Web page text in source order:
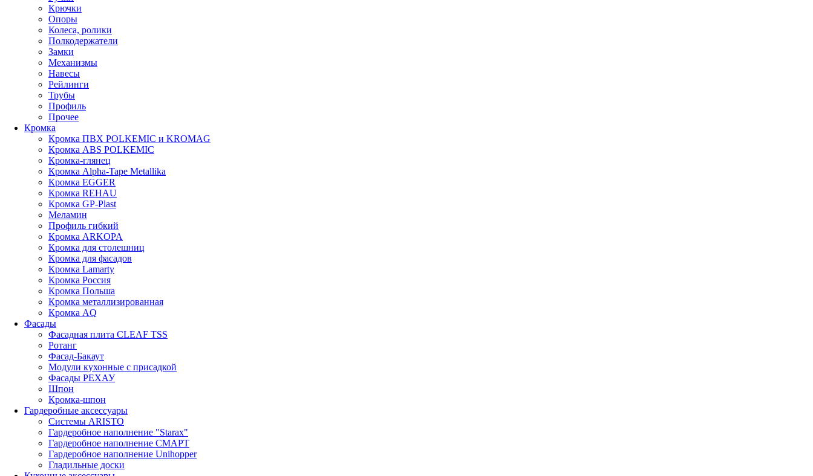
Крючки
Опоры
Колеса, ролики
Полкодержатели
Замки
Механизмы
Навесы
Рейлинги
Трубы
Профиль
Прочее
Кромка
Кромка ПВХ POLKEMIC и KROMAG
Кромка ABS POLKEMIС
Кромка-глянец
Кромка Alpha-Tape Metallika
Кромка EGGER
Кромка REHAU
Кромка GP-Plast
Меламин
Профиль гибкий
Кромка ARKOPA
Кромка для столешниц
Кромка для фасадов
Кромка Lamarty
Кромка Россия
Кромка Польша
Кромка металлизированная
Кромка AQ
Фасады
Фасадная плита CLEAF TSS
Ротанг
Фасад-Бакаут
Модули кухонные с присадкой
Фасады РЕХАУ
Шпон
Кромка-шпон
Гардеробные аксессуары
Системы ARISTO
Гардеробное наполнение "Starax"
Гардеробное наполнение СМАРТ
Гардеробное наполнение Unihopper
Гладильные доски